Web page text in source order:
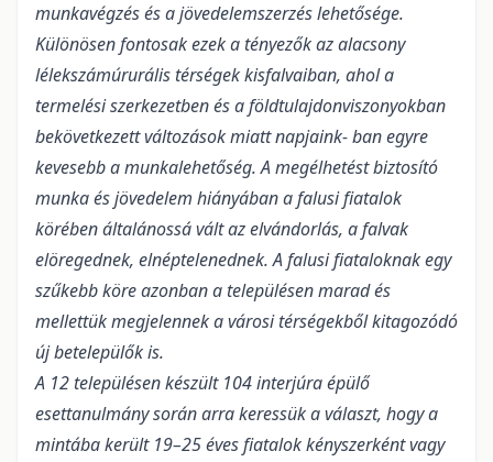
munkavégzés és a jövedelemszerzés lehetősége.
Különösen fontosak ezek a tényezők az alacsony
lélekszámúrurális térségek kisfalvaiban, ahol a
termelési szerkezetben és a földtulajdonviszonyokban
bekövetkezett változások miatt napjaink- ban egyre
kevesebb a munkalehetőség. A megélhetést biztosító
munka és jövedelem hiányában a falusi fiatalok
körében általánossá vált az elvándorlás, a falvak
elöregednek, elnéptelenednek. A falusi fiataloknak egy
szűkebb köre azonban a településen marad és
mellettük megjelennek a városi térségekből kitagozódó
új betelepülők is.
A 12 településen készült 104 interjúra épülő
esettanulmány során arra keressük a választ, hogy a
mintába került 19–25 éves fiatalok kényszerként vagy